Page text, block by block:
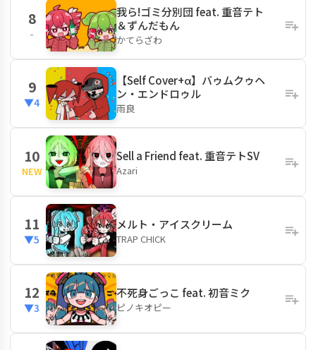
8
-
我ら!ゴミ分別団 feat. 重音テト
＆ずんだもん
かてらざわ
9
▼4
【Self Cover+α】バゥムクゥヘ
ン・エンドロゥル
雨良
10
NEW
Sell a Friend feat. 重音テトSV
Azari
11
▼5
メルト・アイスクリーム
TRAP CHICK
12
▼3
不死身ごっこ feat. 初音ミク
ピノキオピー